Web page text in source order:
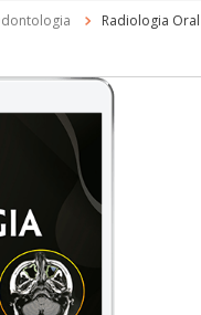
Radiologia